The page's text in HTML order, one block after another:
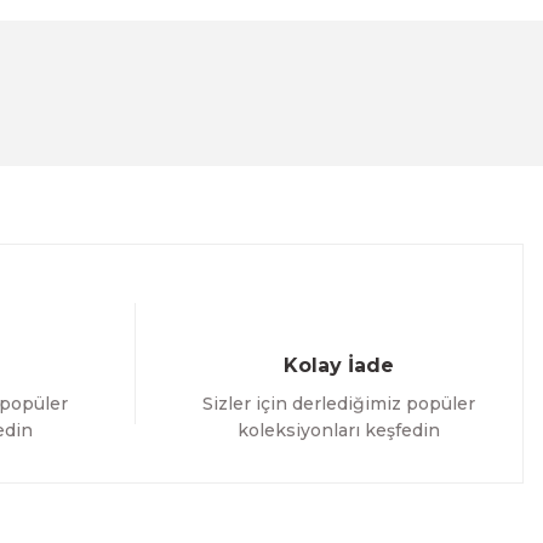
Kolay İade
Sizler için derlediğimiz popüler
koleksiyonları keşfedin